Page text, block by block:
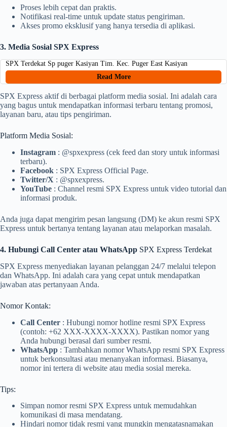
Proses lebih cepat dan praktis.
Notifikasi real-time untuk update status pengiriman.
Akses promo eksklusif yang hanya tersedia di aplikasi.
3. Media Sosial SPX Express
SPX Terdekat Sp puger Kasiyan Tim. Kec. Puger East Kasiyan
Read More
SPX Express aktif di berbagai platform media sosial. Ini adalah cara
yang bagus untuk mendapatkan informasi terbaru tentang promosi,
layanan baru, atau tips pengiriman.
Platform Media Sosial:
Instagram : @spxexpress (cek feed dan story untuk informasi
terbaru).
Facebook : SPX Express Official Page.
Twitter/X : @spxexpress.
YouTube : Channel resmi SPX Express untuk video tutorial dan
informasi produk.
Anda juga dapat mengirim pesan langsung (DM) ke akun resmi SPX
Express untuk bertanya tentang layanan atau melaporkan masalah.
4. Hubungi Call Center atau WhatsApp SPX Express Terdekat
SPX Express menyediakan layanan pelanggan 24/7 melalui telepon
dan WhatsApp. Ini adalah cara yang cepat untuk mendapatkan
jawaban atas pertanyaan Anda.
Nomor Kontak:
Call Center : Hubungi nomor hotline resmi SPX Express
(contoh: +62 XXX-XXXX-XXXX). Pastikan nomor yang
Anda hubungi berasal dari sumber resmi.
WhatsApp : Tambahkan nomor WhatsApp resmi SPX Express
untuk berkonsultasi atau menanyakan informasi. Biasanya,
nomor ini tertera di website atau media sosial mereka.
Tips:
Simpan nomor resmi SPX Express untuk memudahkan
komunikasi di masa mendatang.
Hindari nomor tidak resmi yang mungkin mengatasnamakan